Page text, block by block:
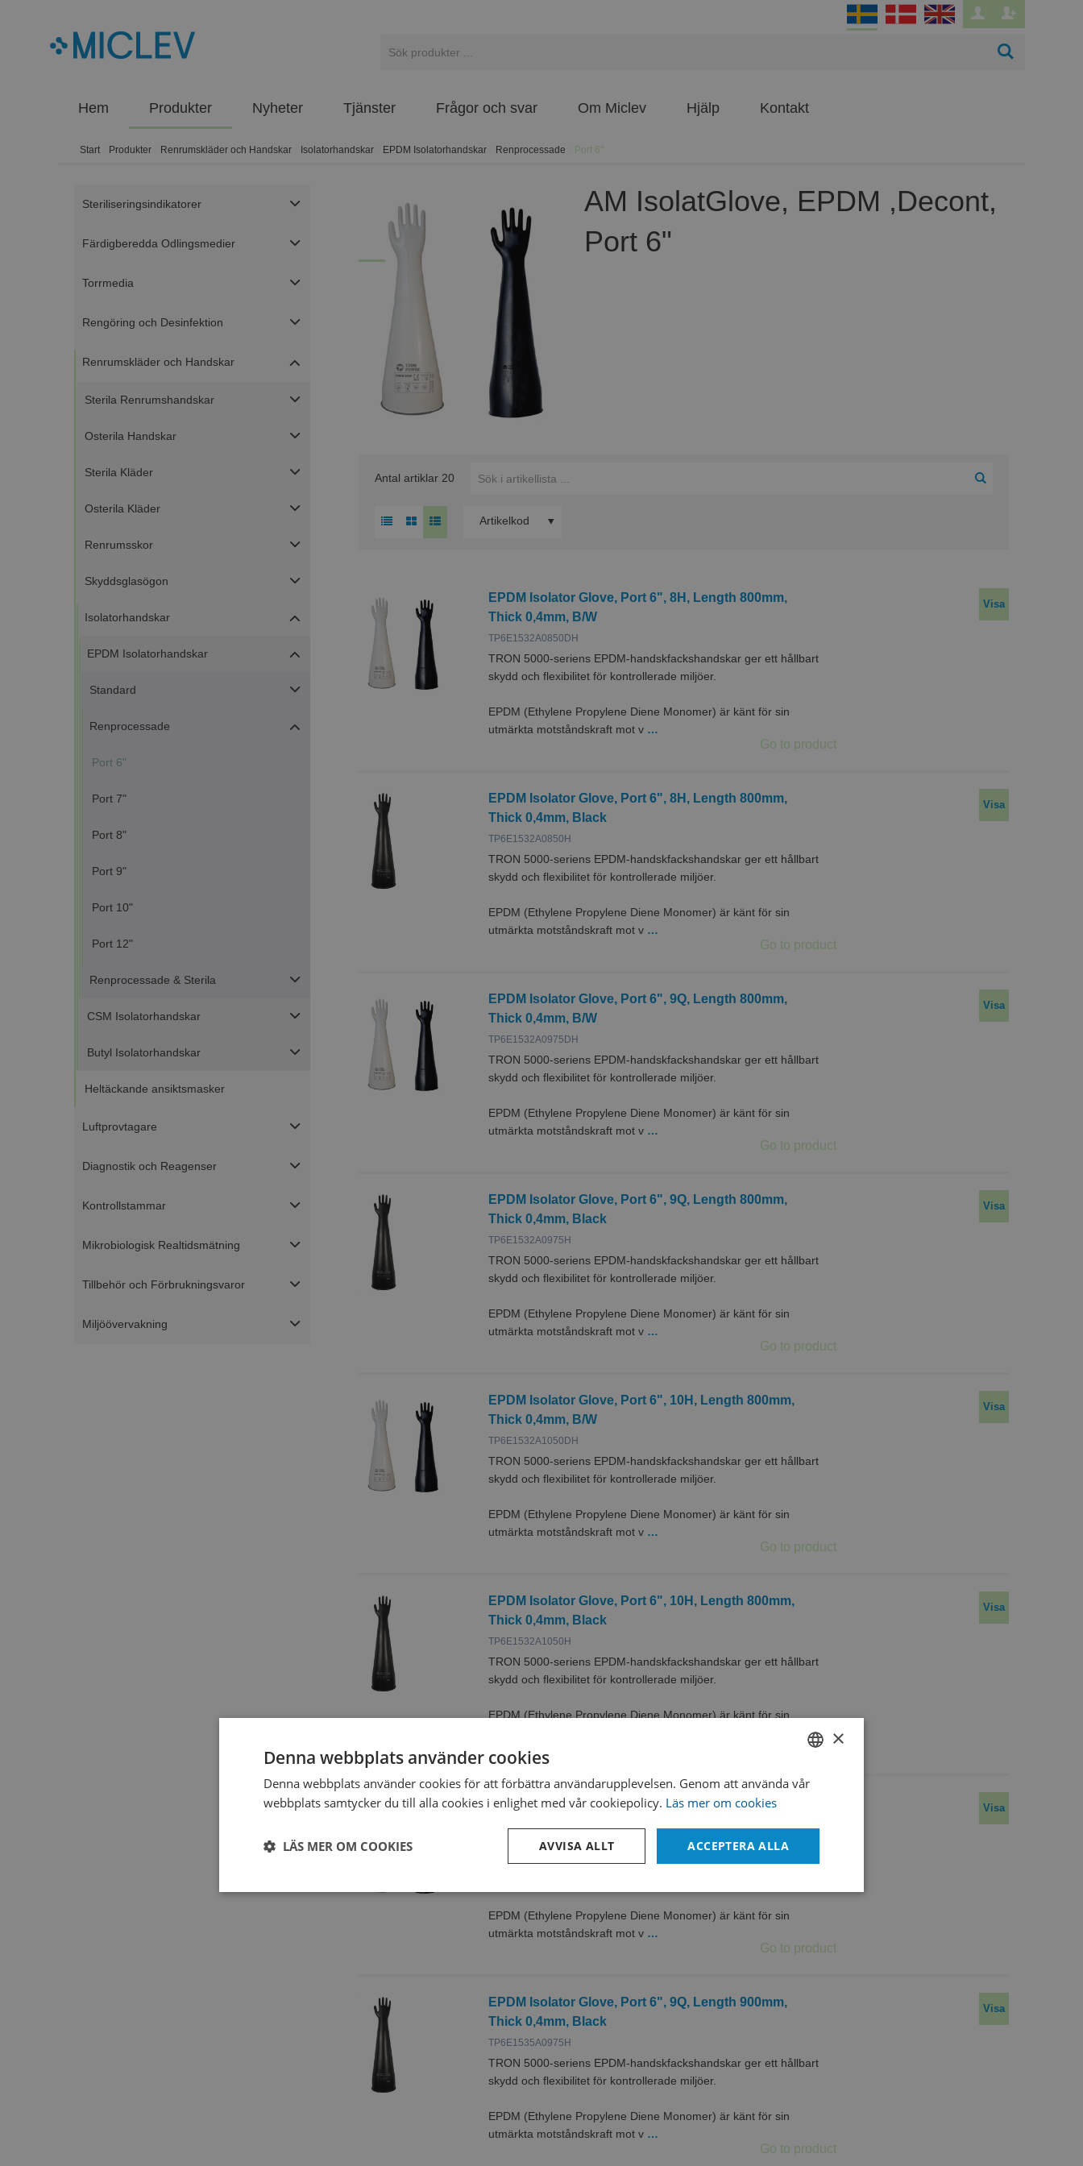
Hem Produkter Nyheter Tjänster Frågor och svar Om Miclev Hjälp Kontakt
Start Produkter Renrumskläder och Handskar Isolatorhandskar EPDM Isolatorhandskar Renprocessade Port 6"
Steriliseringsindikatorer
Färdigberedda Odlingsmedier
Torrmedia
Rengöring och Desinfektion
Renrumskläder och Handskar
Sterila Renrumshandskar
Osterila Handskar
Sterila Kläder
Osterila Kläder
Renrumsskor
Skyddsglasögon
Isolatorhandskar
EPDM Isolatorhandskar
Standard
Renprocessade
Port 6"
Port 7"
Port 8"
Port 9"
Port 10"
Port 12"
Renprocessade & Sterila
CSM Isolatorhandskar
Butyl Isolatorhandskar
Heltäckande ansiktsmasker
Luftprovtagare
Diagnostik och Reagenser
Kontrollstammar
Mikrobiologisk Realtidsmätning
Tillbehör och Förbrukningsvaror
Miljöövervakning
AM IsolatGlove, EPDM ,Decont,
Port 6"
Antal artiklar20
Artikelkod
EPDM Isolator Glove, Port 6", 8H, Length 800mm,
Thick 0,4mm, B/W
TP6E1532A0850DH
TRON 5000-seriens EPDM-handskfackshandskar ger ett hållbart
skydd och flexibilitet för kontrollerade miljöer.
EPDM (Ethylene Propylene Diene Monomer) är känt för sin
utmärkta motståndskraft mot v …
Visa
EPDM Isolator Glove, Port 6", 8H, Length 800mm,
Thick 0,4mm, Black
TP6E1532A0850H
TRON 5000-seriens EPDM-handskfackshandskar ger ett hållbart
skydd och flexibilitet för kontrollerade miljöer.
EPDM (Ethylene Propylene Diene Monomer) är känt för sin
utmärkta motståndskraft mot v …
Visa
EPDM Isolator Glove, Port 6", 9Q, Length 800mm,
Thick 0,4mm, B/W
TP6E1532A0975DH
TRON 5000-seriens EPDM-handskfackshandskar ger ett hållbart
skydd och flexibilitet för kontrollerade miljöer.
EPDM (Ethylene Propylene Diene Monomer) är känt för sin
utmärkta motståndskraft mot v …
Visa
EPDM Isolator Glove, Port 6", 9Q, Length 800mm,
Thick 0,4mm, Black
TP6E1532A0975H
TRON 5000-seriens EPDM-handskfackshandskar ger ett hållbart
skydd och flexibilitet för kontrollerade miljöer.
EPDM (Ethylene Propylene Diene Monomer) är känt för sin
utmärkta motståndskraft mot v …
Visa
EPDM Isolator Glove, Port 6", 10H, Length 800mm,
Thick 0,4mm, B/W
TP6E1532A1050DH
TRON 5000-seriens EPDM-handskfackshandskar ger ett hållbart
skydd och flexibilitet för kontrollerade miljöer.
EPDM (Ethylene Propylene Diene Monomer) är känt för sin
utmärkta motståndskraft mot v …
Visa
EPDM Isolator Glove, Port 6", 10H, Length 800mm,
Thick 0,4mm, Black
TP6E1532A1050H
TRON 5000-seriens EPDM-handskfackshandskar ger ett hållbart
skydd och flexibilitet för kontrollerade miljöer.
EPDM (Ethylene Propylene Diene Monomer) är känt för sin
Visa
EPDM Isolator Glove, Port 6", 9Q, Length 900mm,
TP6E1535A0975DH
TRON 5000-seriens EPDM-handskfackshandskar ger ett hållbart
EPDM (Ethylene Propylene Diene Monomer) är känt för sin
utmärkta motståndskraft mot v …
Visa
EPDM Isolator Glove, Port 6", 9Q, Length 900mm,
Thick 0,4mm, Black
TP6E1535A0975H
TRON 5000-seriens EPDM-handskfackshandskar ger ett hållbart
skydd och flexibilitet för kontrollerade miljöer.
EPDM (Ethylene Propylene Diene Monomer) är känt för sin
utmärkta motståndskraft mot v …
Visa
SWEDISH
×
Denna webbplats använder cookies
Denna webbplats använder cookies för att förbättra användarupplevelsen. Genom att använda vår
webbplats samtycker du till alla cookies i enlighet med vår cookiepolicy. Läs mer om cookies
ACCEPTERA ALLA
AVVISA ALLT
LÄS MER OM COOKIES
Strikt
Prestanda Inriktning Funktioner Oklassificerade
Strikt nödvändigt Prestanda Inriktning Funktioner
Strikt nödvändiga kakor tillåter kärnwebbplatsfunktioner som användarinloggning och kontohantering. Webbplatsen kan inte
användas ordentligt utan strikt nödvändiga cookies.
Session
Denna cookie ställs in av Doubleclick och utför information om
hur slutanvändaren använder webbplatsen och eventuell
reklam som slutanvändaren kan ha sett innan han besökte